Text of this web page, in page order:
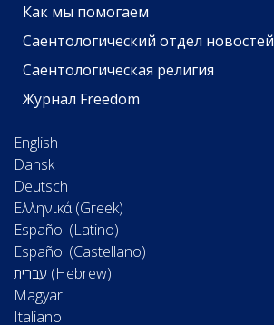
Как мы помогаем
Саентологический отдел новостей
Саентологическая религия
Журнал Freedom
English
Dansk
Deutsch
Ελληνικά (Greek)
Español (Latino)
Español (Castellano)
Magyar
Italiano